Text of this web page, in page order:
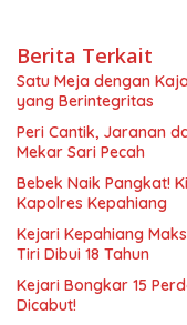
Berita Terkait
Satu Meja dengan
yang Berintegritas
Peri Cantik, Jaranan
Mekar Sari Pecah
Bebek Naik Pangkat!
Kapolres Kepahiang
Kejari Kepahiang
Tiri Dibui 18 Tahun
Kejari Bongkar 15
Dicabut!